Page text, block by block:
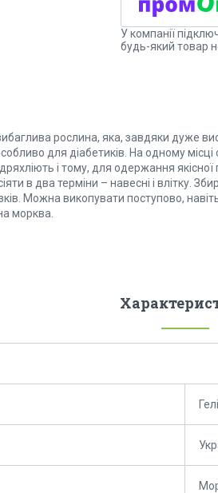
У компанії
будь-який товар
рослина, яка, завдяки дуже
для діабетиків. На одному
і тому, для одержання якісної
в два терміни – навесні і влітку.
Можна викопувати поступово,
морква.